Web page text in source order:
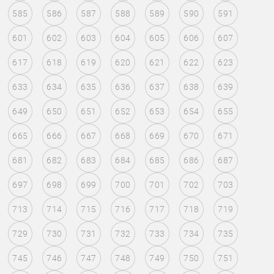
585 586 587 588 589 590 591
601 602 603 604 605 606 607
617 618 619 620 621 622 623
633 634 635 636 637 638 639
649 650 651 652 653 654 655
665 666 667 668 669 670 671
681 682 683 684 685 686 687
697 698 699 700 701 702 703
713 714 715 716 717 718 719
729 730 731 732 733 734 735
745 746 747 748 749 750 751